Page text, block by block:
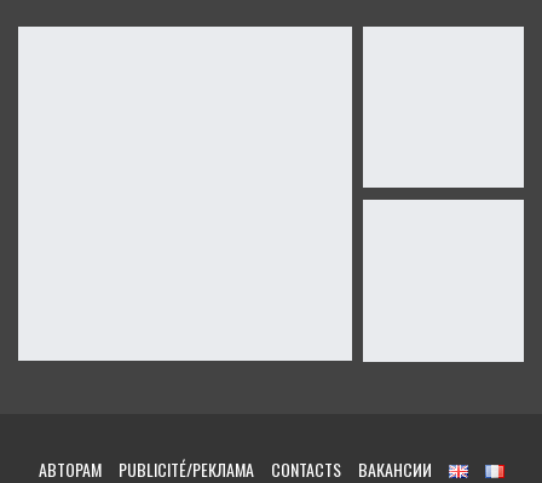
АВТОРАМ PUBLICITÉ/РЕКЛАМА CONTACTS ВАКАНСИИ